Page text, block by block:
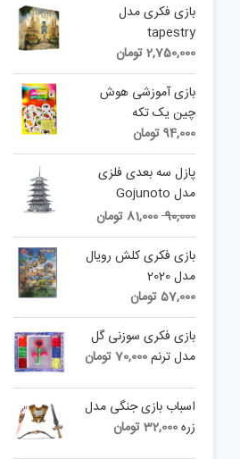
بازی فکری مدل
tapestry
2,750,000تومان
بازی آموزشی هوش
چین یک تکه
94,000تومان
پازل سه بعدی فلزی
مدل Gojunoto
90,000
Original
price
was:
90,000 تومان.
81,000 تومان Current
price
is:
بازی فکری کلش رویال
مدل 2020
57,000تومان
بازی فکری سوزنی گل
مدل ترنم70,000تومان
اسباب بازی جنگی مدل
زره32,000تومان